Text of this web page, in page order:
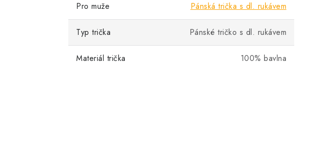
Pro muže Pánská trička s dl. rukávem
Typ trička Pánské tričko s dl. rukávem
Materiál trička 100% bavlna